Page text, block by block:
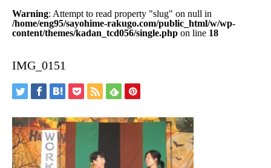
Warning: Attempt to read property "slug" on null in
/home/eng95/sayohime-rakugo.com/public_html/w/wp-
content/themes/kadan_tcd056/single.php on line 18
IMG_0151